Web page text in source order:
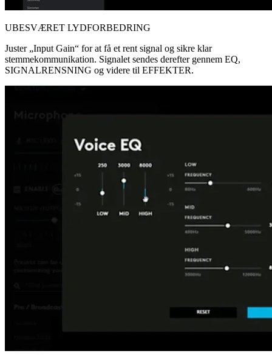
UBESVÆRET LYDFORBEDRING
Juster „Input Gain“ for at få et rent signal og sikre klar
stemmekommunikation. Signalet sendes derefter gennem EQ,
SIGNALRENSNING og videre til EFFEKTER.